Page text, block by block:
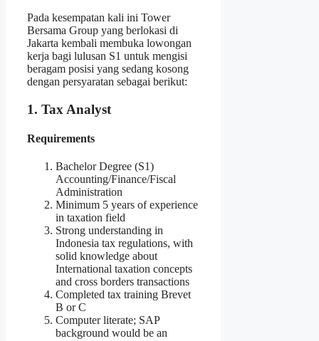
Pada kesempatan kali ini Tower
Bersama Group yang berlokasi di
Jakarta kembali membuka lowongan
kerja bagi lulusan S1 untuk mengisi
beragam posisi yang sedang kosong
dengan persyaratan sebagai berikut:
1. Tax Analyst
Requirements
Bachelor Degree (S1)
Accounting/Finance/Fiscal
Administration
Minimum 5 years of experience
in taxation field
Strong understanding in
Indonesia tax regulations, with
solid knowledge about
International taxation concepts
and cross borders transactions
Completed tax training Brevet
B or C
Computer literate; SAP
background would be an